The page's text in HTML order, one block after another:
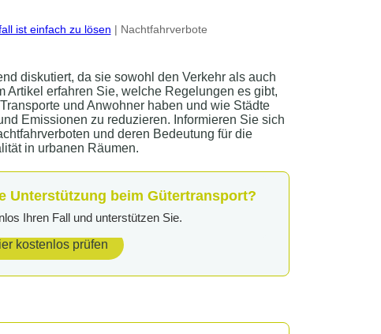
ist einfach zu lösen | Nachtfahrverbote
diskutiert, da sie sowohl den Verkehr als auch
Artikel erfahren Sie, welche Regelungen es gibt,
und Anwohner haben und wie Städte
Emissionen zu reduzieren. Informieren Sie sich
und deren Bedeutung für die
in urbanen Räumen.
Unterstützung beim Gütertransport?
Ihren Fall und unterstützen Sie.
kostenlos prüfen